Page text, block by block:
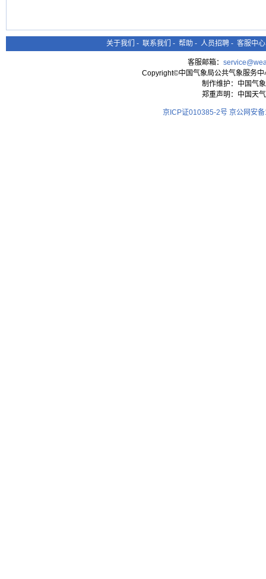
关于我们 - 联系我们 - 帮助 - 人员招聘 - 客服中心
客服邮箱：
Copyright©中国气象局公共气象服务
制作维护：中国气
郑重声明：中国天
京ICP证010385-2号 京公网安